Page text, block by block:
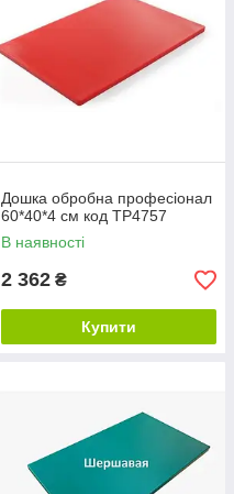
Дошка обробна професіонал
60*40*4 см код TP4757
В наявності
2 362 ₴
Купити